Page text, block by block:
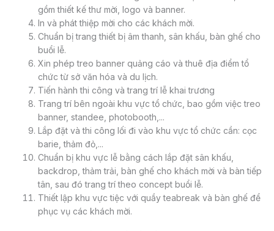
gồm thiết kế thư mời, logo và banner.
In và phát thiệp mời cho các khách mời.
Chuẩn bị trang thiết bị âm thanh, sân khấu, bàn ghế cho
buổi lễ.
Xin phép treo banner quảng cáo và thuê địa điểm tổ
chức từ sở văn hóa và du lịch.
Tiến hành thi công và trang trí lễ khai trương
Trang trí bên ngoài khu vực tổ chức, bao gồm việc treo
banner, standee, photobooth,...
Lắp đặt và thi công lối đi vào khu vực tổ chức cần: cọc
barie, thảm đỏ,...
Chuẩn bị khu vực lễ bằng cách lắp đặt sân khấu,
backdrop, thảm trải, bàn ghế cho khách mời và bàn tiếp
tân, sau đó trang trí theo concept buổi lễ.
Thiết lập khu vực tiệc với quầy teabreak và bàn ghế để
phục vụ các khách mời.